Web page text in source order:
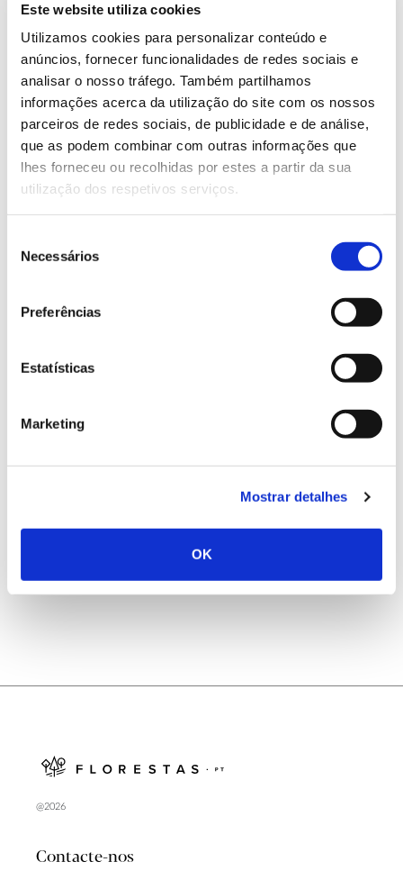
Este website utiliza cookies
Utilizamos cookies para personalizar conteúdo e
anúncios, fornecer funcionalidades de redes sociais e
analisar o nosso tráfego. Também partilhamos
informações acerca da utilização do site com os nossos
parceiros de redes sociais, de publicidade e de análise,
que as podem combinar com outras informações que
lhes forneceu ou recolhidas por estes a partir da sua
utilização dos respetivos serviços.
Necessários
Preferências
Estatísticas
Marketing
Mostrar detalhes
OK
genética pode ajudar a compreender a adaptação à
seca e apoiar soluções práticas.
Saiba mais sobre este webinar sobre
florestas e seca
13.07.2026
Genoma do priolo e de outras espécies em risco:
Registar galhas de Trichi em acácia-das-espigas:
@2026
Contacte-nos